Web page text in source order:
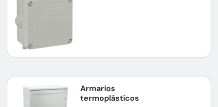
Armarios
termoplásticos